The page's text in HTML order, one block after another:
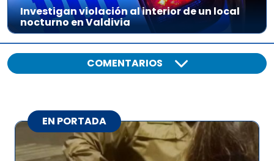
Investigan violación al interior de un local
nocturno en Valdivia
COMENTARIOS
EN PORTADA